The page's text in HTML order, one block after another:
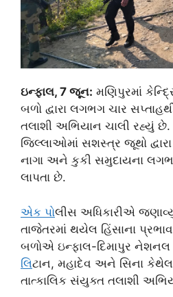
ઇન્ફાલ, 7 જૂન: મણિપુરમાં
બળો દ્વારા લગભગ ચાર
તલાશી અભિયાન ચાલી રહ્યું છે.
જિલ્લાઓમાં સશસ્ત્ર જૂથો
નાગા અને કુકી સમુદાયના
લાપતા છે.
એક પોલીસ અધિકારીએ
તાજેતરમાં થયેલ હિંસાના
બળોએ ઇન્ફાલ-દિમાપુર
લિટાન, મહાદેવ અને સિના
તાત્કાલિક સંયુક્ત તલાશી